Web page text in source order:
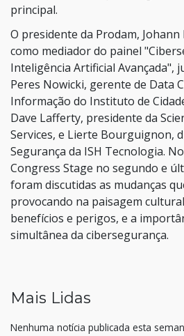
principal.
O presidente da Prodam,
como mediador do painel
Inteligência Artificial Avançada",
Peres Nowicki, gerente de Data
Informação do Instituto de
Dave Lafferty, presidente da
Services, e Lierte Bourguignon,
Segurança da ISH Tecnologia.
Congress Stage no segundo e
foram discutidas as mudanças
provocando na paisagem
benefícios e perigos, e a
simultânea da cibersegurança.
Mais Lidas
Nenhuma notícia publicada esta